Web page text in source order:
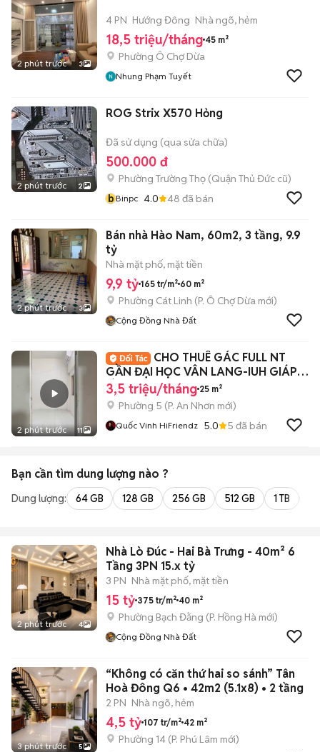
2 phút trước 3
4 PN Hướng Đông Nhà ngõ, hẻm
18,5 triệu/tháng 45 m²
Phường Ô Chợ Dừa
Nhung Phạm Tuyết
2 phút trước 2
ROG Strix X570 Hỏng
Đã sử dụng (qua sửa chữa)
500.000 đ
Phường Trường Thọ (Quận Thủ Đức cũ)
bBinpc 4.0 48 đã bán
2 phút trước 3
Bán nhà Hào Nam, 60m2, 3 tầng, 9.9
tỷ
Nhà mặt phố, mặt tiền
9,9 tỷ 165 tr/m² 60 m²
Phường Cát Linh (P. Ô Chợ Dừa mới)
Cộng Đồng Nhà Đất
2 phút trước 11
CHO THUÊ GÁC FULL NT
GẦN ĐẠI HỌC VÂN LANG-IUH GIÁP
BÌNH THẠNH-PN
3,5 triệu/tháng 25 m²
Phường 5 (P. An Nhơn mới)
Quốc Vinh HiFriendz 5.0 5 đã bán
Bạn cần tìm dung lượng nào ?
Dung lượng: 64 GB 128 GB 256 GB 512 GB 1 TB
2 phút trước 4
Nhà Lò Đúc - Hai Bà Trưng - 40m² 6
Tầng 3PN 15.x tỷ
3 PN Nhà mặt phố, mặt tiền
15 tỷ 375 tr/m² 40 m²
Phường Bạch Đằng (P. Hồng Hà mới)
Cộng Đồng Nhà Đất
3 phút trước 5
“Không có căn thứ hai so sánh” Tân
Hoà Đông Q6 • 42m2 (5.1x8) • 2 tầng
2 PN Nhà ngõ, hẻm
4,5 tỷ 107 tr/m² 42 m²
Phường 14 (P. Phú Lâm mới)